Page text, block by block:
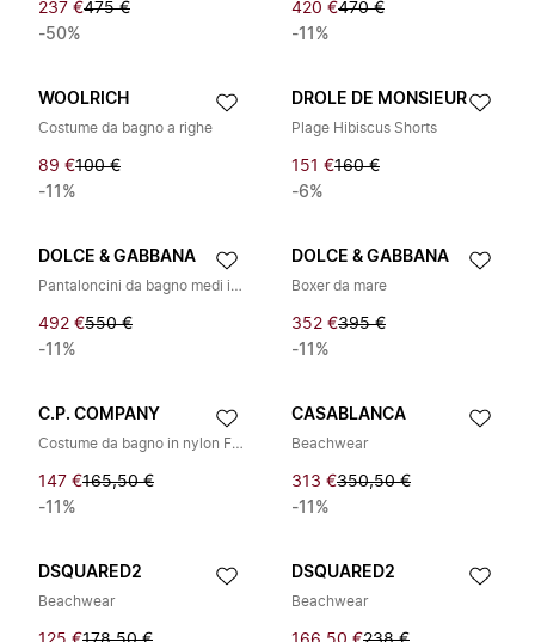
237 €475 €
-50%
420 €470 €
-11%
WOOLRICH
Costume da bagno a righe
89 €100 €
-11%
DROLE DE MONSIEUR
Plage Hibiscus Shorts
151 €160 €
-6%
DOLCE & GABBANA
Pantaloncini da bagno medi in jacquard con logo
492 €550 €
-11%
DOLCE & GABBANA
Boxer da mare
352 €395 €
-11%
C.P. COMPANY
Costume da bagno in nylon Flatt Lens
147 €165,50 €
-11%
CASABLANCA
Beachwear
313 €350,50 €
-11%
DSQUARED2
Beachwear
DSQUARED2
Beachwear